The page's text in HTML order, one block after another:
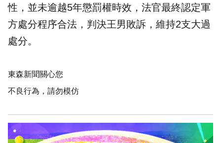
性，並未逾越5年懲罰權時效，法官最終認定軍
方處分程序合法，判決王男敗訴，維持2支大過
處分。
東森新聞關心您
不良行為，請勿模仿